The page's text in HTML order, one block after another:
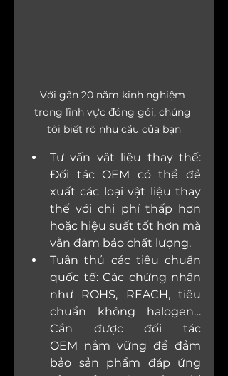
Với gần 20 năm kinh nghiệm
trong lĩnh vực đóng gói, chúng
tôi biết rõ nhu cầu của bạn
Tư vấn vật liệu thay thế:
Đối tác OEM có thể đề
xuất các loại vật liệu thay
thế với chi phí thấp hơn
hoặc hiệu suất tốt hơn mà
vẫn đảm bảo chất lượng.
Tuân thủ các tiêu chuẩn
quốc tế: Các chứng nhận
như ROHS, REACH, tiêu
chuẩn không halogen…
Cần được đối tác
OEM nắm vững để đảm
bảo sản phẩm đáp ứng